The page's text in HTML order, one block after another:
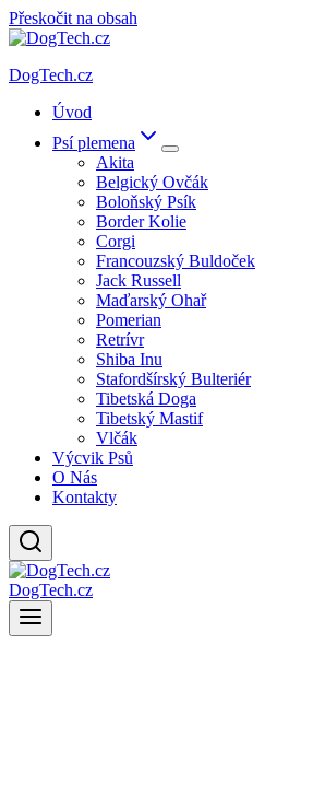
Přeskočit na obsah
DogTech.cz
Úvod
Psí plemena
Akita
Belgický Ovčák
Boloňský Psík
Border Kolie
Corgi
Francouzský Buldoček
Jack Russell
Maďarský Ohař
Pomerian
Retrívr
Shiba Inu
Stafordšírský Bulteriér
Tibetská Doga
Tibetský Mastif
Vlčák
Výcvik Psů
O Nás
Kontakty
DogTech.cz